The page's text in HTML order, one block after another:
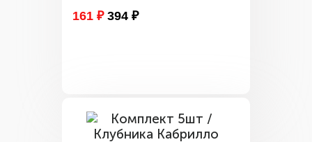
161 ₽ 394 ₽